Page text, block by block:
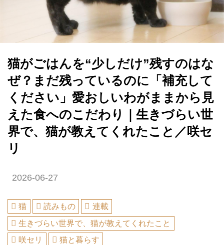
猫がごはんを“少しだけ”残すのはな
ぜ？まだ残っているのに「補充して
ください」愛おしいわがままから見
えた食へのこだわり｜生きづらい世
界で、猫が教えてくれたこと／咲セ
リ
2026-06-27
猫 読みもの
連載
生きづらい世界で、猫が教えてくれたこと
咲セリ
猫と暮らす